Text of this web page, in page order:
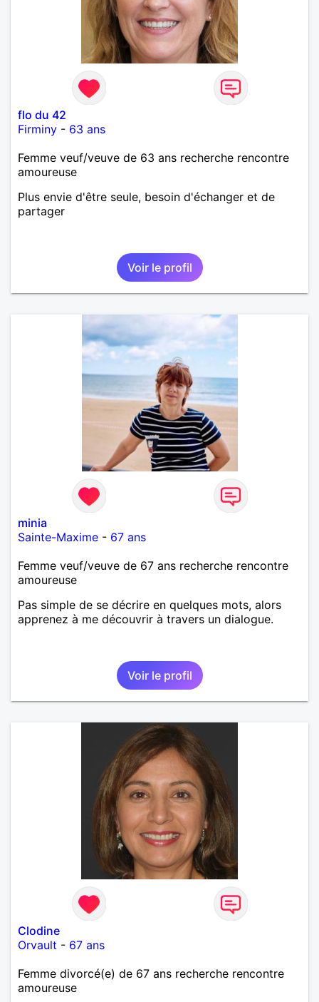
flo du 42
Firminy - 63 ans
Femme veuf/veuve de 63 ans recherche rencontre
amoureuse
Plus envie d'être seule, besoin d'échanger et de
partager
Voir le profil
minia
Sainte-Maxime - 67 ans
Femme veuf/veuve de 67 ans recherche rencontre
amoureuse
Pas simple de se décrire en quelques mots, alors
apprenez à me découvrir à travers un dialogue.
Voir le profil
Clodine
Orvault - 67 ans
Femme divorcé(e) de 67 ans recherche rencontre
amoureuse